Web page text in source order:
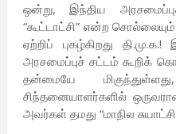
ஒன்று, இந்திய
“கூட்டாட்சி” என்ற
ஏற்றிப் புகழ்கிறது
அரசமைப்புச் சட்டம் கூறிக்
தன்மையே
சிந்தனையாளர்களில்
அவர்கள் தமது “மாநில